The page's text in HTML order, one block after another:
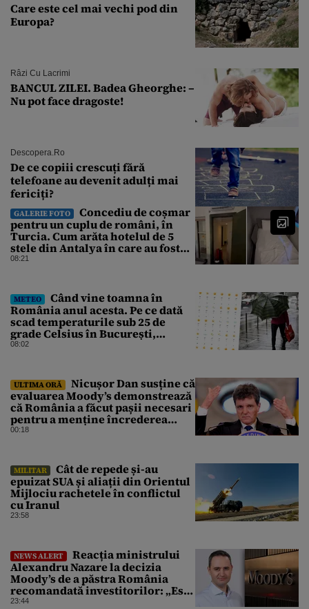
Care este cel mai vechi pod din
Europa?
Râzi Cu Lacrimi
BANCUL ZILEI. Badea Gheorghe: –
Nu pot face dragoste!
Descopera.ro
De ce copiii crescuți fără
telefoane au devenit adulți mai
fericiți?
GALERIE FOTO
Concediu de coșmar
pentru un cuplu de români, în
Turcia. Cum arăta hotelul de 5
stele din Antalya în care au fost
cazați
08:21
METEO
Când vine toamna în
România anul acesta. Pe ce dată
scad temperaturile sub 25 de
grade Celsius în București,
potrivit meteorologilor
08:02
ULTIMA ORĂ
Nicușor Dan susține că
evaluarea Moody’s demonstrează
că România a făcut pașii necesari
pentru a menține încrederea
investitorilor: „Totuși,
00:18
MILITAR
Cât de repede și-au
epuizat SUA și aliații din Orientul
Mijlociu rachetele în conflictul
cu Iranul
23:58
NEWS ALERT
Reacția ministrului
Alexandru Nazare la decizia
Moody’s de a păstra România
recomandată investitorilor: „Este
un răgaz, dar în niciun caz un
23:44